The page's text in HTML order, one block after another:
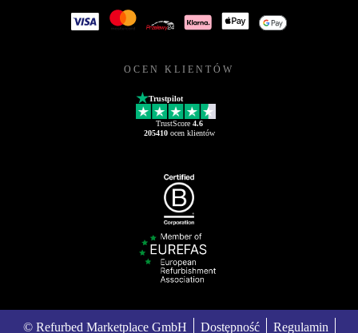
OCEN KLIENTÓW
Trustpilot
TrustScore 4.6
205410ocen klientów
© Refurbed Marketplace GmbH Dostępność Regulamin